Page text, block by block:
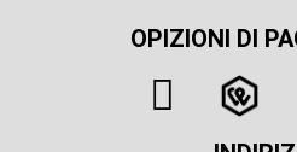
OPIZIONI DI